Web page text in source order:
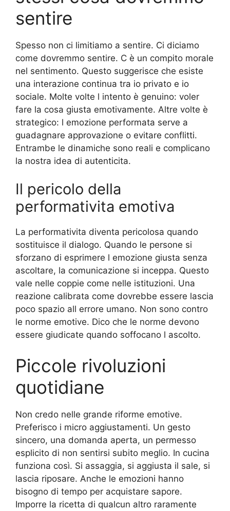
sentire
Spesso non ci limitiamo a sentire. Ci diciamo
come dovremmo sentire. C è un compito morale
nel sentimento. Questo suggerisce che esiste
una interazione continua tra io privato e io
sociale. Molte volte l intento è genuino: voler
fare la cosa giusta emotivamente. Altre volte è
strategico: l emozione performata serve a
guadagnare approvazione o evitare conflitti.
Entrambe le dinamiche sono reali e complicano
la nostra idea di autenticita.
Il pericolo della
performativita emotiva
La performativita diventa pericolosa quando
sostituisce il dialogo. Quando le persone si
sforzano di esprimere l emozione giusta senza
ascoltare, la comunicazione si inceppa. Questo
vale nelle coppie come nelle istituzioni. Una
reazione calibrata come dovrebbe essere lascia
poco spazio all errore umano. Non sono contro
le norme emotive. Dico che le norme devono
essere giudicate quando soffocano l ascolto.
Piccole rivoluzioni
quotidiane
Non credo nelle grande riforme emotive.
Preferisco i micro aggiustamenti. Un gesto
sincero, una domanda aperta, un permesso
esplicito di non sentirsi subito meglio. In cucina
funziona così. Si assaggia, si aggiusta il sale, si
lascia riposare. Anche le emozioni hanno
bisogno di tempo per acquistare sapore.
Imporre la ricetta di qualcun altro raramente